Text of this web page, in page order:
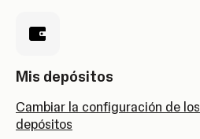
Mis depósitos
Cambiar la configuración de los
depósitos